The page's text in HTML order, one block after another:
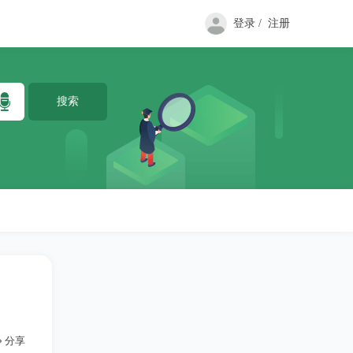
登录 / 注册
分享